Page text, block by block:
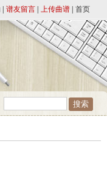
谱友留言 上传曲谱 首页